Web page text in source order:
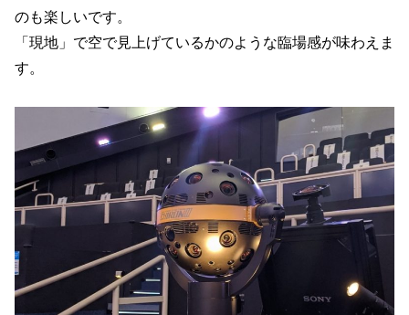
のも楽しいです。
「現地」で空で見上げているかのような臨場感が味わえま
す。